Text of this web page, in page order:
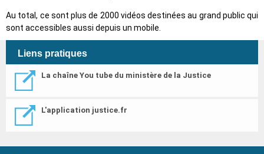
Au total, ce sont plus de 2000 vidéos destinées au grand public qui
sont accessibles aussi depuis un mobile.
Liens pratiques
La chaîne You tube du ministère de la Justice
L'application justice.fr